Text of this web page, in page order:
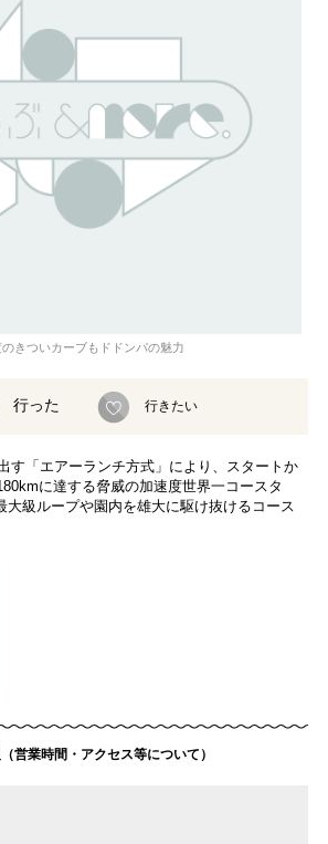
きついカーブもドドンパの魅力
行った 行きたい
す「エアーランチ方式」により、スタートか
に達する脅威の加速度世界一コースタ
大級ループや園内を雄大に駆け抜けるコース
営業時間・アクセス等について）